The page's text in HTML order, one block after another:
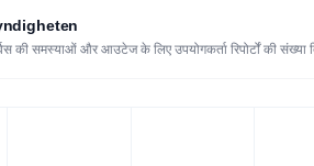
की समस्याओं और आउटेज के लिए उपयोगकर्ता रिपोर्टों की संख्या